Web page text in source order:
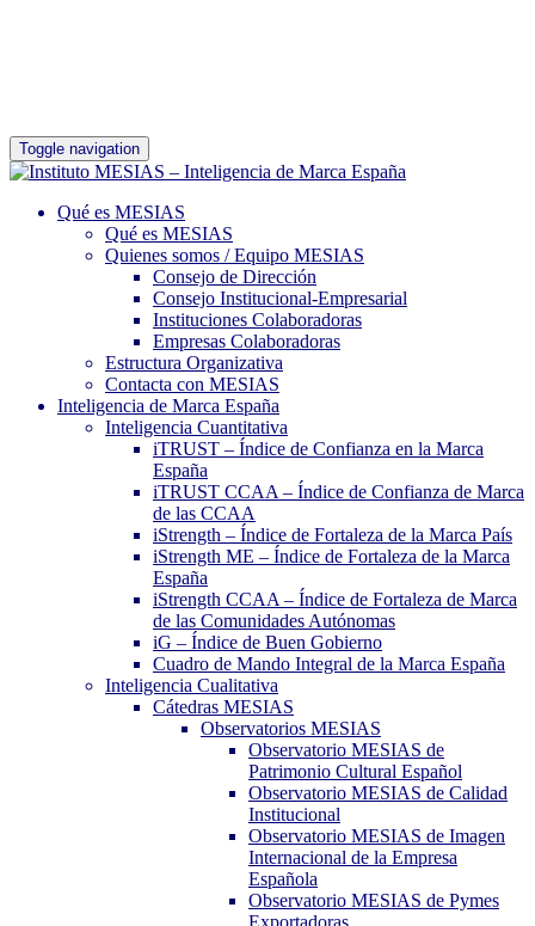
Toggle navigation
Qué es MESIAS
Qué es MESIAS
Quienes somos / Equipo MESIAS
Consejo de Dirección
Consejo Institucional-Empresarial
Instituciones Colaboradoras
Empresas Colaboradoras
Estructura Organizativa
Contacta con MESIAS
Inteligencia de Marca España
Inteligencia Cuantitativa
iTRUST – Índice de Confianza en la Marca
España
iTRUST CCAA – Índice de Confianza de Marca
de las CCAA
iStrength – Índice de Fortaleza de la Marca País
iStrength ME – Índice de Fortaleza de la Marca
España
iStrength CCAA – Índice de Fortaleza de Marca
de las Comunidades Autónomas
iG – Índice de Buen Gobierno
Cuadro de Mando Integral de la Marca España
Inteligencia Cualitativa
Cátedras MESIAS
Observatorios MESIAS
Observatorio MESIAS de
Patrimonio Cultural Español
Observatorio MESIAS de Calidad
Institucional
Observatorio MESIAS de Imagen
Internacional de la Empresa
Española
Observatorio MESIAS de Pymes
Exportadoras